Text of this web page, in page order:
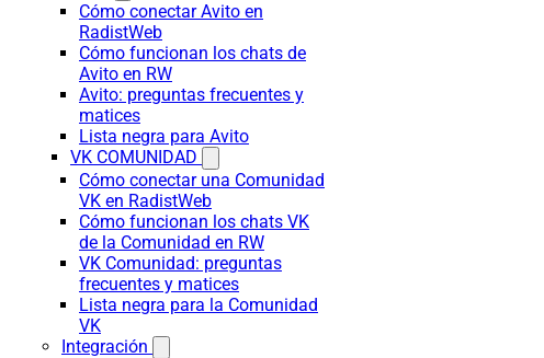
Cómo conectar Avito en
RadistWeb
Cómo funcionan los chats de
Avito en RW
Avito: preguntas frecuentes y
matices
Lista negra para Avito
VK COMUNIDAD
Cómo conectar una Comunidad
VK en RadistWeb
Cómo funcionan los chats VK
de la Comunidad en RW
VK Comunidad: preguntas
frecuentes y matices
Lista negra para la Comunidad
VK
Integración